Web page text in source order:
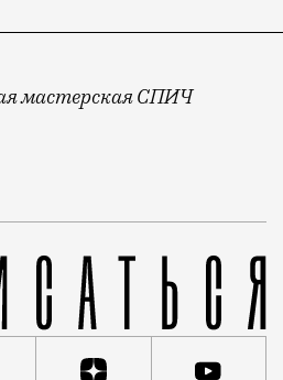
мастерская СПИЧ
затевался ЖК